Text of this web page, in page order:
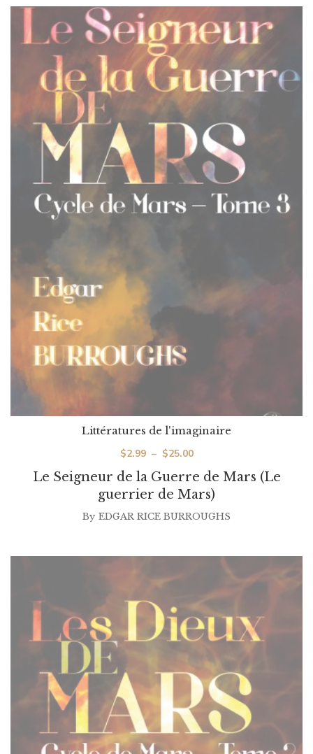
Le Seigneur de la Guerre de Mars (Le
guerrier de Mars)
Littératures de l'imaginaire
$2.99 – $25.00Plage
de
prix :
$2.99
By EDGAR RICE BURROUGHS